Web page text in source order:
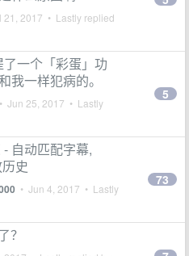
21, 2017 • Lastly replied
一个「彩蛋」功
我一样犯病的。
• Jun 25, 2017 • Lastly
5
自动匹配字幕,
史
• Jun 4, 2017 • Lastly
73
？